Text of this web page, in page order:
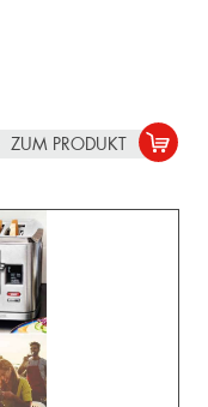
ZUM PRODUKT